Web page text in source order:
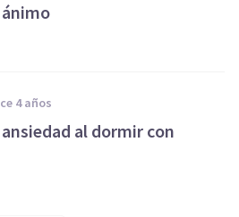
4 años
al dormir con